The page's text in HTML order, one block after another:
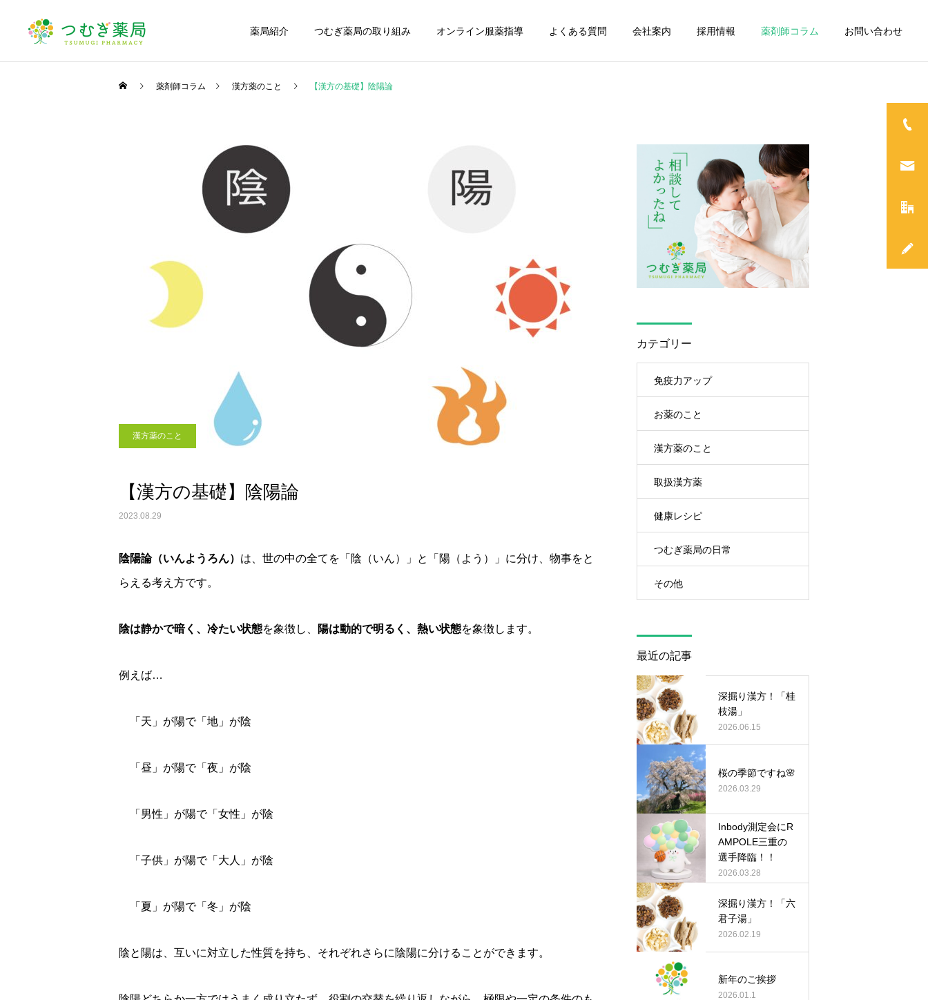
薬局紹介 つむぎ薬局の取り組み オンライン服薬指導 よくある質問 会社案内 採用情報 薬剤師コラム お問い合わせ
かかりつけ薬局・薬剤
師
お薬手帳の普及促進
健康相談・健康教室の
開催
漢方薬のこと
深掘り漢方！「桂枝湯」
漢方薬のこと
深掘り漢方！「六君子湯」
薬剤師コラム 漢方薬のこと 【漢方の基礎】陰陽論
漢方薬のこと
【漢方の基礎】陰陽論
2023.08.29
陰陽論（いんようろん） は、世の中の全てを「陰（いん）」と「陽（よう）」に分け、物事をと
らえる考え方です。
陰は静かで暗く、冷たい状態を象徴し、 陽は動的で明るく、熱い状態を象徴します。
例えば…
「天」が陽で「地」が陰
「昼」が陽で「夜」が陰
「男性」が陽で「女性」が陰
「子供」が陽で「大人」が陰
「夏」が陽で「冬」が陰
陰と陽は、互いに対立した性質を持ち、それぞれさらに陰陽に分けることができます。
カテゴリー
免疫力アップ
お薬のこと
漢方薬のこと
取扱漢方薬
健康レシピ
つむぎ薬局の日常
その他
最近の記事
深掘り漢方！「桂
枝湯」
2026.06.15
桜の季節ですね🌸
2026.03.29
Inbody測定会にR
AMPOLE三重の
選手降臨！！
2026.03.28
深掘り漢方！「六
君子湯」
2026.02.19
新年のご挨拶
2026.01.1